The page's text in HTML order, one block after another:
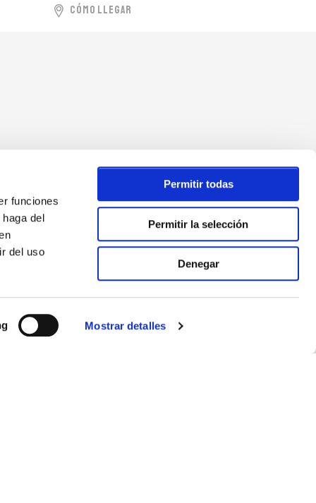
funciones
del
del uso
Mostrar detalles
Permitir todas
Permitir la selección
Denegar
CÓMO LLEGAR